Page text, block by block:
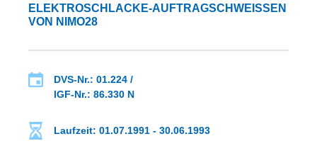
ELEKTROSCHLACKE-AUFTRAGSCHWEISSEN V
ON NIMO28
DVS-Nr.: 01.224 /
IGF-Nr.: 86.330 N
Laufzeit: 01.07.1991 - 30.06.1993